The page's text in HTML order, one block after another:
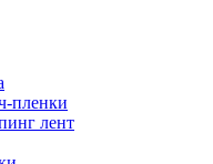
пленки
лент